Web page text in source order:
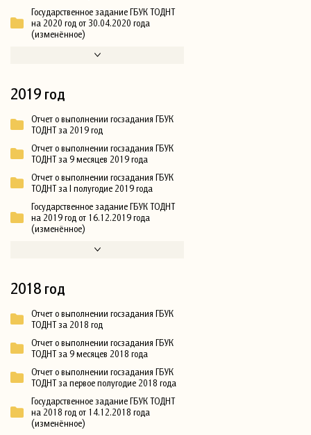
Государственное задание ГБУК ТОДНТ
на 2020 год от 30.04.2020 года
(изменённое)
2019 год
Отчет о выполнении госзадания ГБУК
ТОДНТ за 2019 год
Отчет о выполнении госзадания ГБУК
ТОДНТ за 9 месяцев 2019 года
Отчет о выполнении госзадания ГБУК
ТОДНТ за I полугодие 2019 года
Государственное задание ГБУК ТОДНТ
на 2019 год от 16.12.2019 года
(изменённое)
2018 год
Отчет о выполнении госзадания ГБУК
ТОДНТ за 2018 год
Отчет о выполнении госзадания ГБУК
ТОДНТ за 9 месяцев 2018 года
Отчет о выполнении госзадания ГБУК
ТОДНТ за первое полугодие 2018 года
Государственное задание ГБУК ТОДНТ
на 2018 год от 14.12.2018 года
(изменённое)